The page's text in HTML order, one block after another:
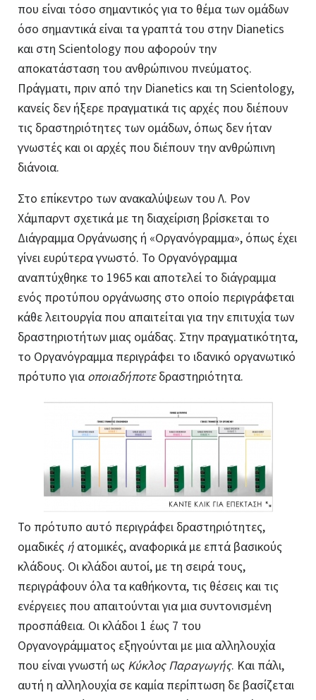
που είναι τόσο σημαντικός για το θέμα των ομάδων
όσο σημαντικά είναι τα γραπτά του στην Dianetics
και στη Scientology που αφορούν την
αποκατάσταση του ανθρώπινου πνεύματος.
Πράγματι, πριν από την Dianetics και τη Scientology,
κανείς δεν ήξερε πραγματικά τις αρχές που διέπουν
τις δραστηριότητες των ομάδων, όπως δεν ήταν
γνωστές και οι αρχές που διέπουν την ανθρώπινη
διάνοια.
Στο επίκεντρο των ανακαλύψεων του Λ. Ρον
Χάμπαρντ σχετικά με τη διαχείριση βρίσκεται το
Διάγραμμα Οργάνωσης ή «Οργανόγραμμα», όπως έχει
γίνει ευρύτερα γνωστό. Το Οργανόγραμμα
αναπτύχθηκε το 1965 και αποτελεί το διάγραμμα
ενός προτύπου οργάνωσης στο οποίο περιγράφεται
κάθε λειτουργία που απαιτείται για την επιτυχία των
δραστηριοτήτων μιας ομάδας. Στην πραγματικότητα,
το Οργανόγραμμα περιγράφει το ιδανικό οργανωτικό
πρότυπο για οποιαδήποτεδραστηριότητα.
Το πρότυπο αυτό περιγράφει δραστηριότητες,
ομαδικές ή ατομικές, αναφορικά με επτά βασικούς
κλάδους. Οι κλάδοι αυτοί, με τη σειρά τους,
περιγράφουν όλα τα καθήκοντα, τις θέσεις και τις
ενέργειες που απαιτούνται για μια συντονισμένη
προσπάθεια. Οι κλάδοι 1 έως 7 του
Οργανογράμματος εξηγούνται με μια αλληλουχία
που είναι γνωστή ως Κύκλος Παραγωγής. Και πάλι,
αυτή η αλληλουχία σε καμία περίπτωση δε βασίζεται